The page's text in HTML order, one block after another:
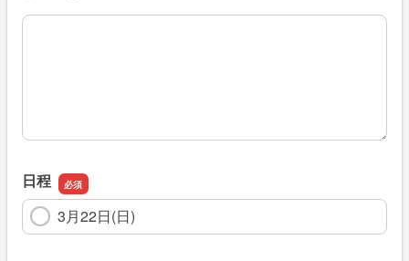
活動状況や当日講師や仲間に聞きたいこと
日程
3月22日(日)